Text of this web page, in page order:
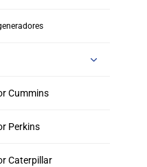
Cummins
Perkins
Caterpillar